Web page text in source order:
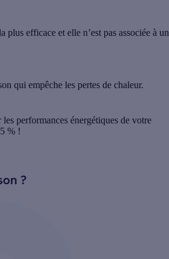
plus efficace et elle n’est pas associée à un
qui empêche les pertes de chaleur.
performances énergétiques de votre
% !